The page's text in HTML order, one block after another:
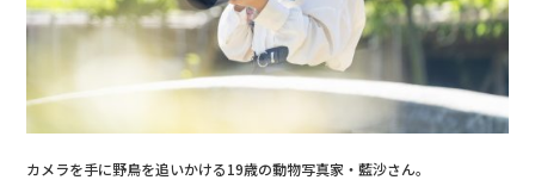
カメラを手に野鳥を追いかける19歳の動物写真家・藍沙さん。